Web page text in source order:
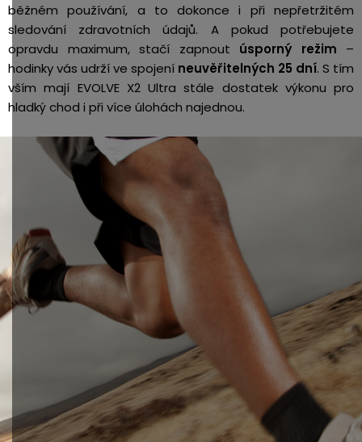
běžném používání, a to dokonce i při nepřetržitém
sledování zdravotních údajů. A pokud potřebujete
opravdu maximum, stačí zapnout úsporný režim –
hodinky vás udrží ve spojení neuvěřitelných 25 dní. S tím
vším mají EVOLVE X2 Ultra stále dostatek výkonu pro
hladký chod i při více úlohách najednou.